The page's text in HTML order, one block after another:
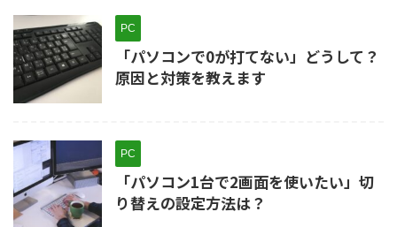
PC
「パソコンで0が打てない」どうして？
原因と対策を教えます
PC
「パソコン1台で2画面を使いたい」切
り替えの設定方法は？